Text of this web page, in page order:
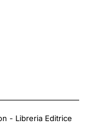
- Libreria Editrice